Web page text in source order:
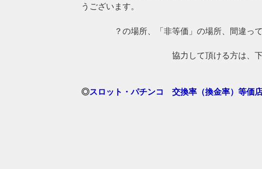
うございます。
？の場所、「非等価」の場所、間違っ
協力して頂ける方は、
◎スロット・パチンコ 交換率（換金率）等価